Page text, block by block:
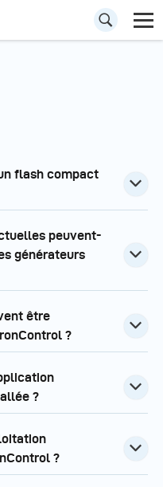
flash compact
peuvent-
générateurs
être
?
?
?